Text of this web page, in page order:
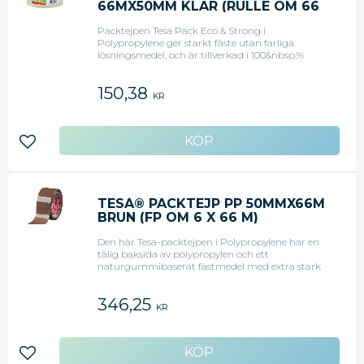
66MX50MM KLAR (RULLE OM 66
Packtejpen Tesa Pack Eco & Strong i
Polypropylene ger starkt fäste utan farliga
lösningsmedel, och är tillverkad i 100&nbsp;%
tand, vilket gör den lämplig för användning
utomhus. Den är idealisk för försegling av lätta
upplindning ger extra effektiv hantering.
<BR>100&nbsp;% återvunnen plast och rulle av
kartongUV-resistentAntal: 6 Mått: 50 mm x 66
150,38 KR
Lägg till i favoriter
TESA® PACKTEJP PP 50MMX66M
BRUN (FP OM 6 X 66 M)
Den här Tesa-packtejpen i Polypropylene har en
tålig baksida av polypropylen och ett
naturgummibaserat fästmedel med extra stark
kompatibel med de flesta hållare. Den är idealisk
för försegling av lätta till medeltunga paket.
46Antal: 6Färg: Brun<BR><BR>
346,25 KR